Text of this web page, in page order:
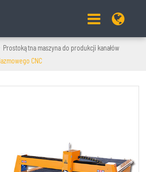
Prostokątna maszyna do produkcji kanałów
CNC